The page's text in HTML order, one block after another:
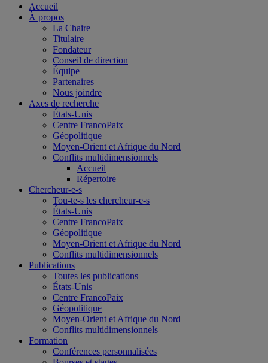
Accueil
À propos
La Chaire
Titulaire
Fondateur
Conseil de direction
Équipe
Partenaires
Nous joindre
Axes de recherche
États-Unis
Centre FrancoPaix
Géopolitique
Moyen-Orient et Afrique du Nord
Conflits multidimensionnels
Accueil
Répertoire
Chercheur-e-s
Tou-te-s les chercheur-e-s
États-Unis
Centre FrancoPaix
Géopolitique
Moyen-Orient et Afrique du Nord
Conflits multidimensionnels
Publications
Toutes les publications
États-Unis
Centre FrancoPaix
Géopolitique
Moyen-Orient et Afrique du Nord
Conflits multidimensionnels
Formation
Conférences personnalisées